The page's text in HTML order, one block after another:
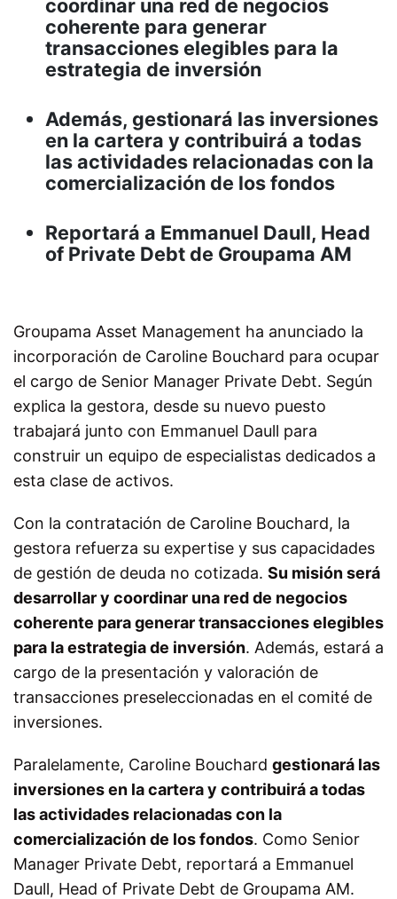
coordinar una red de negocios
coherente para generar
transacciones elegibles para la
estrategia de inversión
Además, gestionará las inversiones
en la cartera y contribuirá a todas
las actividades relacionadas con la
comercialización de los fondos
Reportará a Emmanuel Daull, Head
of Private Debt de Groupama AM
Groupama Asset Management ha anunciado la
incorporación de Caroline Bouchard para ocupar
el cargo de Senior Manager Private Debt. Según
explica la gestora, desde su nuevo puesto
trabajará junto con Emmanuel Daull para
construir un equipo de especialistas dedicados a
esta clase de activos.
Con la contratación de Caroline Bouchard, la
gestora refuerza su expertise y sus capacidades
de gestión de deuda no cotizada. Su misión será
desarrollar y coordinar una red de negocios
coherente para generar transacciones elegibles
para la estrategia de inversión. Además, estará a
cargo de la presentación y valoración de
transacciones preseleccionadas en el comité de
inversiones.
Paralelamente, Caroline Bouchard gestionará las
inversiones en la cartera y contribuirá a todas
las actividades relacionadas con la
comercialización de los fondos. Como Senior
Manager Private Debt, reportará a Emmanuel
Daull, Head of Private Debt de Groupama AM.